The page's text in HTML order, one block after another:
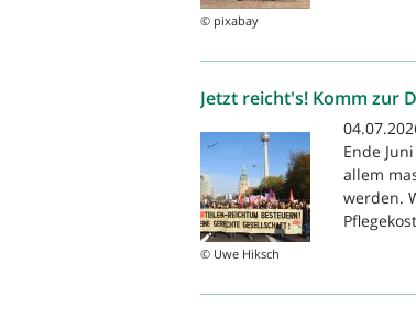
© pixabay
Jetzt reicht's! Komm zur
© Uwe Hiksch
Ende
allem
werden.